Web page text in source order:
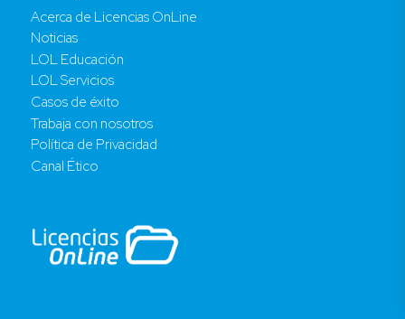
Acerca de Licencias OnLine
Noticias
LOL Educación
LOL Servicios
Casos de éxito
Trabaja con nosotros
Política de Privacidad
Canal Ético